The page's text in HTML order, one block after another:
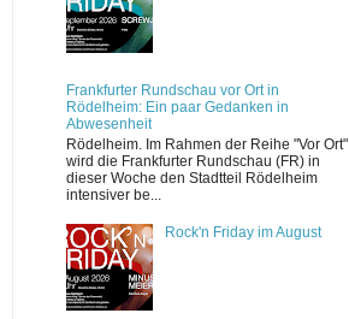
Frankfurter Rundschau vor Ort in
Rödelheim: Ein paar Gedanken in
Abwesenheit
Rödelheim. Im Rahmen der Reihe "Vor Ort"
wird die Frankfurter Rundschau (FR) in
dieser Woche den Stadtteil Rödelheim
intensiver be...
Rock'n Friday im August